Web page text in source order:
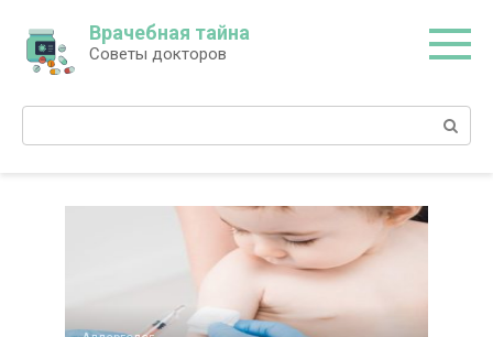
контенту
Врачебная тайна
Советы докторов
Поиск: